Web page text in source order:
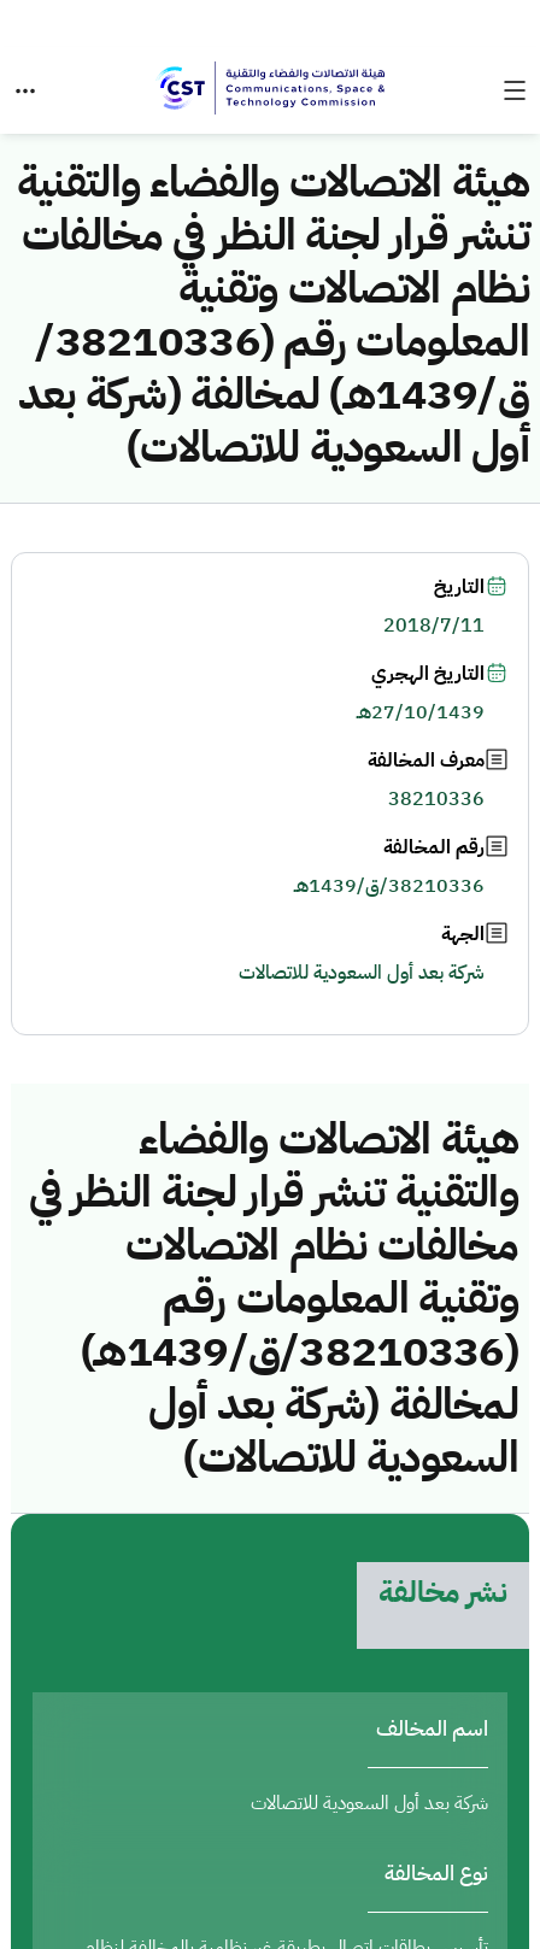
هيئة الاتصالات والفضاء والتقنية
تنشر قرار لجنة النظر في مخالفات
نظام الاتصالات وتقنية
المعلومات رقم (38210336/
ق/1439هـ) لمخالفة (شركة بعد
أول السعودية للاتصالات)
هيئة الاتصالات والفضاء
والتقنية تنشر قرار لجنة النظر في
مخالفات نظام الاتصالات
وتقنية المعلومات رقم
(38210336/ق/1439هـ)
لمخالفة (شركة بعد أول
السعودية للاتصالات)
نشر مخالفة
اسم المخالف
شركة بعد أول السعودية للاتصالات
نوع المخالفة
التاريخ
2018/7/11
التاريخ الهجري
27/10/1439هـ
معرف المخالفة
38210336
رقم المخالفة
38210336/ق/1439هـ
الجهة
شركة بعد أول السعودية للاتصالات